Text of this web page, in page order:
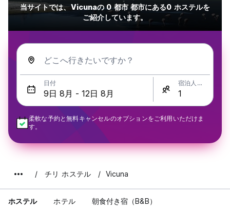
当サイトでは、Vicunaの 0 都市 都市にある0 ホステルを
ご紹介しています。
どこへ行きたいですか？
日付 宿泊人数
柔軟な予約と無料キャンセルのオプションをご利用いただけま
す。
チリ ホステル Vicuna
ホステル ホテル 朝食付き宿（B&B）